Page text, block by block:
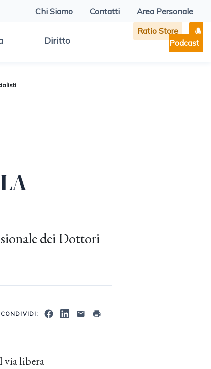
Chi Siamo Contatti Area Personale
Diritto
Ratio Store
Podcast
dei Dottori
CONDIVIDI:
via libera